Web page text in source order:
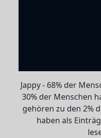
Jappy - 68% der
30% der Menschen
gehören zu den 2%
haben als